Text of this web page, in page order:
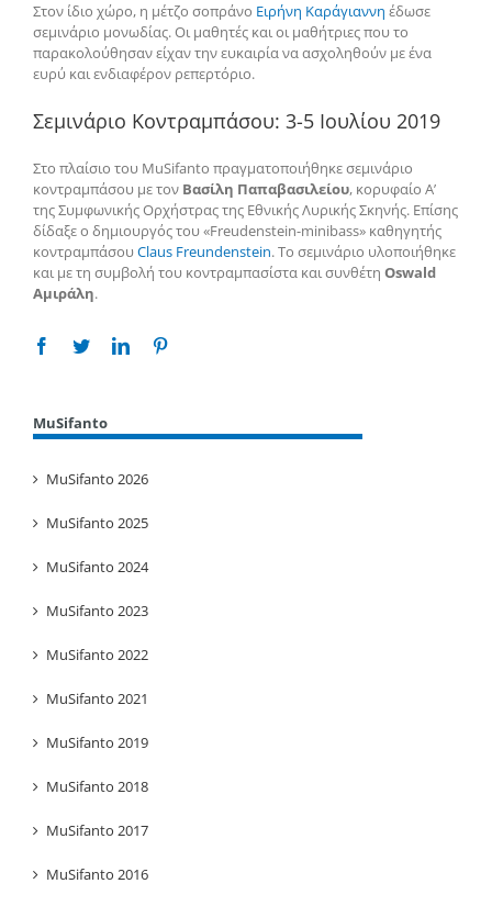
Στον ίδιο χώρο, η μέτζο σοπράνο Ειρήνη Καράγιαννη έδωσε
σεμινάριο μονωδίας. Οι μαθητές και οι μαθήτριες που το
παρακολούθησαν είχαν την ευκαιρία να ασχοληθούν με ένα
ευρύ και ενδιαφέρον ρεπερτόριο.
Σεμινάριο Κοντραμπάσου: 3-5 Ιουλίου 2019
Στο πλαίσιο του MuSifanto πραγματοποιήθηκε σεμινάριο
κοντραμπάσου με τον Βασίλη Παπαβασιλείου, κορυφαίο Α’
της Συμφωνικής Ορχήστρας της Εθνικής Λυρικής Σκηνής. Επίσης
δίδαξε ο δημιουργός του «Freudenstein-minibass» καθηγητής
κοντραμπάσουClaus Freundenstein. Το σεμινάριο υλοποιήθηκε
και με τη συμβολή του κοντραμπασίστα και συνθέτη Oswald
Αμιράλη.
Facebook
TwitterLinkedin
MuSifanto
MuSifanto 2026
MuSifanto 2025
MuSifanto 2024
MuSifanto 2023
MuSifanto 2022
MuSifanto 2021
MuSifanto 2019
MuSifanto 2018
MuSifanto 2017
MuSifanto 2016